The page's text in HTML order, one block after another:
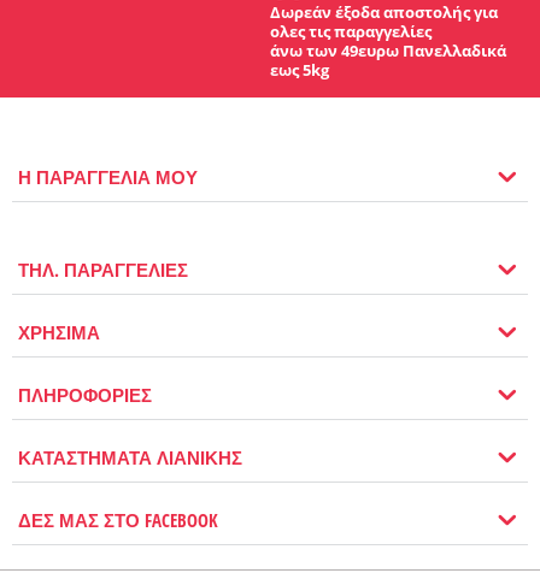
Δωρεάν έξοδα αποστολής για
ολες τις παραγγελίες
άνω των 49ευρω Πανελλαδικά
εως 5kg
Η ΠΑΡΑΓΓΕΛΙΑ ΜΟΥ
ΤΗΛ. ΠΑΡΑΓΓΕΛΙΕΣ
ΧΡΗΣΙΜΑ
ΠΛΗΡΟΦΟΡΙΕΣ
ΚΑΤΑΣΤΗΜΑΤΑ ΛΙΑΝΙΚΗΣ
ΔΕΣ ΜΑΣ ΣΤΟ FACEBOOK